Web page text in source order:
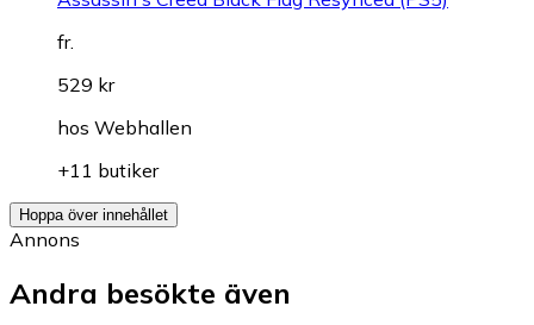
fr.
529 kr
hos Webhallen
+11 butiker
Hoppa över innehållet
Annons
Andra besökte även